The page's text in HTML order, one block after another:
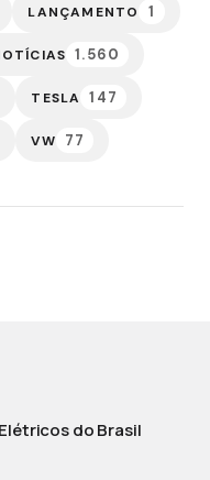
LANÇAMENTO 1
1.560
TESLA 147
VW 77
do Brasil